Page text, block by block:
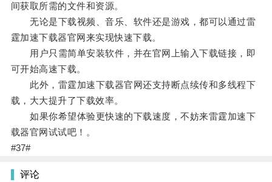
间获取所需的文件和资源。
无论是下载视频、音乐、软件还是游戏，都可以通过雷
霆加速下载器官网来实现快速下载。
用户只需简单安装软件，并在官网上输入下载链接，即
可开始高速下载。
此外，雷霆加速下载器官网还支持断点续传和多线程下
载，大大提升了下载效率。
如果你希望体验更快速的下载速度，不妨来雷霆加速下
载器官网试试吧！。
#37#
评论